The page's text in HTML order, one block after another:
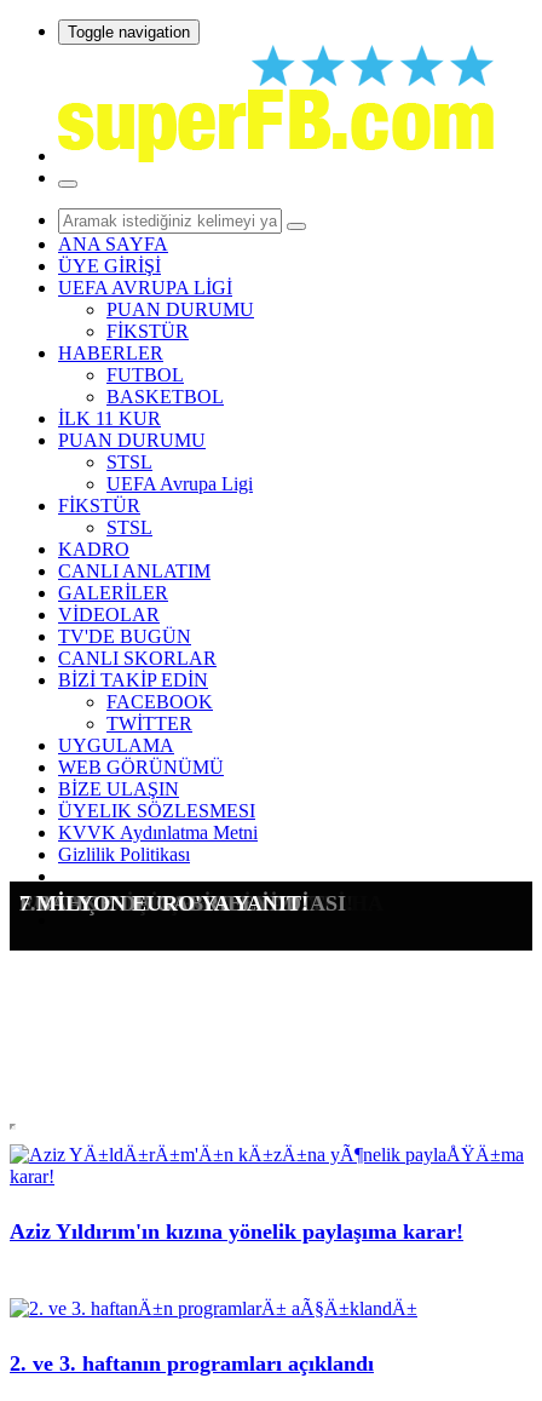
Toggle navigation
ANA SAYFA
ÜYE GİRİŞİ
UEFA AVRUPA LİGİ
PUAN DURUMU
FİKSTÜR
HABERLER
FUTBOL
BASKETBOL
İLK 11 KUR
PUAN DURUMU
STSL
UEFA Avrupa Ligi
FİKSTÜR
STSL
KADRO
CANLI ANLATIM
GALERİLER
VİDEOLAR
TV'DE BUGÜN
CANLI SKORLAR
BİZİ TAKİP EDİN
FACEBOOK
TWİTTER
UYGULAMA
WEB GÖRÜNÜMÜ
BİZE ULAŞIN
ÜYELIK SÖZLESMESI
KVVK Aydınlatma Metni
Gizlilik Politikası
MARSILYA'DAN BİR YILDIZ DAHA
RASHFORD'A ŞEYTAN ENGELİ!
PAVLIDIS İÇİN RESMİ YANIT!
LUKAKU'DA TAKİPTEYİZ!
F.BAHÇE'DE GABRIEL İDDİASI
7 MİLYON EURO'YA YANIT!
Aziz Yıldırım'ın kızına yönelik paylaşıma karar!
2. ve 3. haftanın programları açıklandı